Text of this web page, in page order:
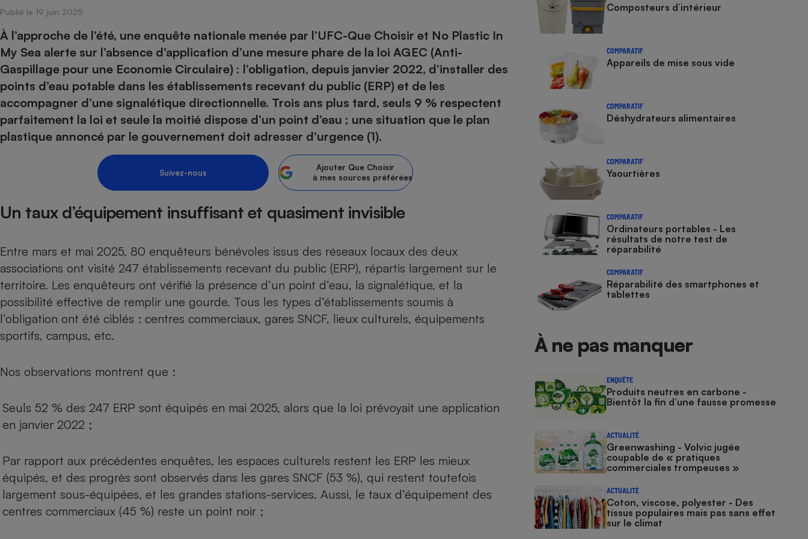
Publié le 19 juin 2025
À l’approche de l’été, une enquête nationale menée par l’UFC-Que Choisir et No Plastic In
My Sea alerte sur l’absence d’application d’une mesure phare de la loi AGEC (Anti-
Gaspillage pour une Economie Circulaire) : l’obligation, depuis janvier 2022, d’installer des
points d’eau potable dans les établissements recevant du public (ERP) et de les
accompagner d’une signalétique directionnelle. Trois ans plus tard, seuls 9 % respectent
parfaitement la loi et seule la moitié dispose d’un point d’eau ; une situation que le plan
plastique annoncé par le gouvernement doit adresser d’urgence (1).
Suivez-nous
Ajouter Que Choisir
à mes sources préférées
Un taux d’équipement insuffisant et quasiment invisible
Entre mars et mai 2025, 80 enquêteurs bénévoles issus des réseaux locaux des deux
associations ont visité 247 établissements recevant du public (ERP), répartis largement sur le
territoire. Les enquêteurs ont vérifié la présence d’un point d’eau, la signalétique, et la
possibilité effective de remplir une gourde. Tous les types d’établissements soumis à
l’obligation ont été ciblés : centres commerciaux, gares SNCF, lieux culturels, équipements
sportifs, campus, etc.
Nos observations montrent que :
Seuls 52 % des 247 ERP sont équipés en mai 2025, alors que la loi prévoyait une application
en janvier 2022 ;
Par rapport aux précédentes enquêtes, les espaces culturels restent les ERP les mieux
équipés, et des progrès sont observés dans les gares SNCF (53 %), qui restent toutefois
largement sous-équipées, et les grandes stations-services. Aussi, le taux d’équipement des
centres commerciaux (45 %) reste un point noir ;
Composteurs d’intérieur
COMPARATIF
Appareils de mise sous vide
COMPARATIF
Déshydrateurs alimentaires
COMPARATIF
Yaourtières
COMPARATIF
Ordinateurs portables - Les
résultats de notre test de
réparabilité
COMPARATIF
Réparabilité des smartphones et
tablettes
À ne pas manquer
ENQUÊTE
Produits neutres en carbone -
Bientôt la fin d’une fausse promesse
ACTUALITÉ
Greenwashing - Volvic jugée
coupable de « pratiques
commerciales trompeuses »
ACTUALITÉ
Coton, viscose, polyester - Des
tissus populaires mais pas sans effet
sur le climat
Complément
alimentaire
Foie gras
Champagne - Comment choisir une
bouteille de champagne
Assurance emprunteur Assurance vie
Banque en ligne
Gros électroménager
Petit électroménager - Ustensile
Lave-linge Lave-vaisselle
Climatiseur -
Ventilateur
Aspirateur
Téléphonie
Téléviseur Ordinateur portable
Téléphone mobile -
Smartphone
Appareil photo
numérique
Matelas Poêle à granulés
Radiateur électrique Électricité - Gaz
Ventilateur
Mutuelle Aide auditive
Antimoustique Crème solaire